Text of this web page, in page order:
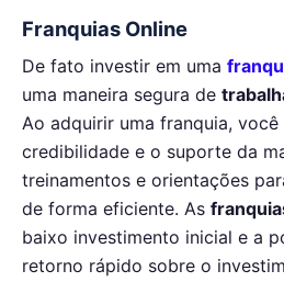
Franquias Online
De fato investir em uma
uma maneira segura de
Ao adquirir uma franquia,
credibilidade e o suporte da
treinamentos e orientações
de forma eficiente. As
baixo investimento inicial e a
retorno rápido sobre o